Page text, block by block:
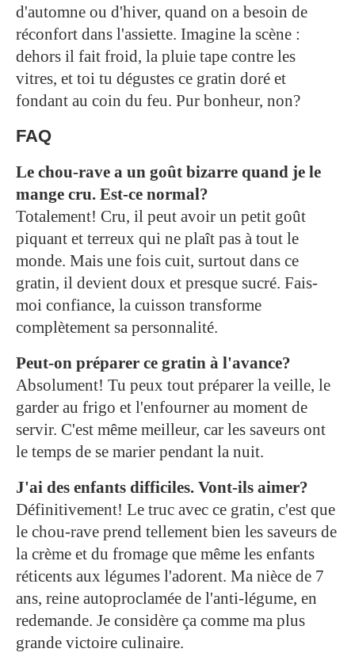
d'automne ou d'hiver, quand on a besoin de
réconfort dans l'assiette. Imagine la scène :
dehors il fait froid, la pluie tape contre les
vitres, et toi tu dégustes ce gratin doré et
fondant au coin du feu. Pur bonheur, non?
FAQ
Le chou-rave a un goût bizarre quand je le
mange cru. Est-ce normal?
Totalement! Cru, il peut avoir un petit goût
piquant et terreux qui ne plaît pas à tout le
monde. Mais une fois cuit, surtout dans ce
gratin, il devient doux et presque sucré. Fais-
moi confiance, la cuisson transforme
complètement sa personnalité.
Peut-on préparer ce gratin à l'avance?
Absolument! Tu peux tout préparer la veille, le
garder au frigo et l'enfourner au moment de
servir. C'est même meilleur, car les saveurs ont
le temps de se marier pendant la nuit.
J'ai des enfants difficiles. Vont-ils aimer?
Définitivement! Le truc avec ce gratin, c'est que
le chou-rave prend tellement bien les saveurs de
la crème et du fromage que même les enfants
réticents aux légumes l'adorent. Ma nièce de 7
ans, reine autoproclamée de l'anti-légume, en
redemande. Je considère ça comme ma plus
grande victoire culinaire.